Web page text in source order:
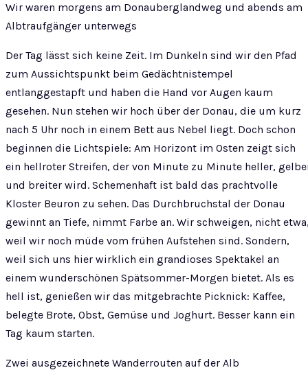
Wir waren morgens am Donauberglandweg und abends am
Albtraufgänger unterwegs
Der Tag lässt sich keine Zeit. Im Dunkeln sind wir den Pfad
zum Aussichtspunkt beim Gedächtnistempel
entlanggestapft und haben die Hand vor Augen kaum
gesehen. Nun stehen wir hoch über der Donau, die um kurz
nach 5 Uhr noch in einem Bett aus Nebel liegt. Doch schon
beginnen die Lichtspiele: Am Horizont im Osten zeigt sich
ein hellroter Streifen, der von Minute zu Minute heller,
und breiter wird. Schemenhaft ist bald das prachtvolle
Kloster Beuron zu sehen. Das Durchbruchstal der Donau
gewinnt an Tiefe, nimmt Farbe an. Wir schweigen, nicht
weil wir noch müde vom frühen Aufstehen sind. Sondern,
weil sich uns hier wirklich ein grandioses Spektakel an
einem wunderschönen Spätsommer-Morgen bietet. Als es
hell ist, genießen wir das mitgebrachte Picknick: Kaffee,
belegte Brote, Obst, Gemüse und Joghurt. Besser kann ein
Tag kaum starten.
Zwei ausgezeichnete Wanderrouten auf der Alb